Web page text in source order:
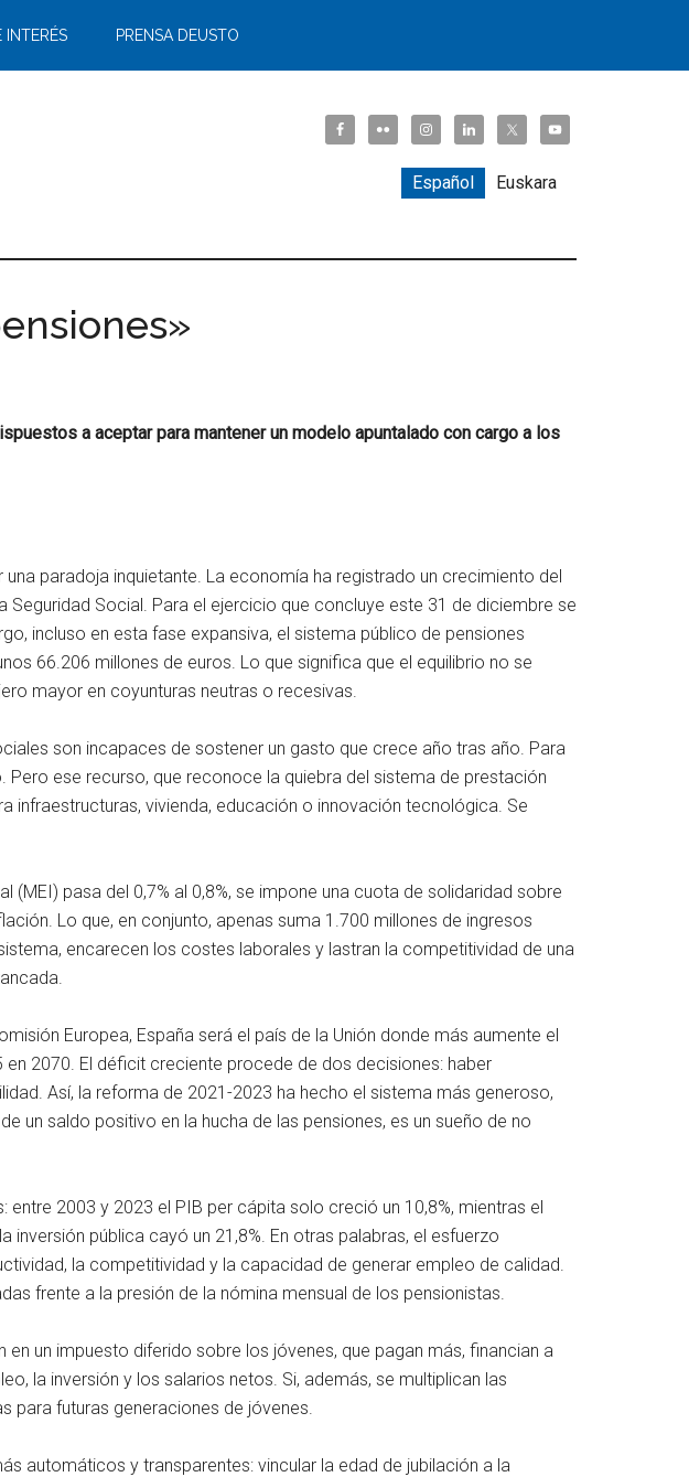
INTERÉS PRENSA DEUSTO
Español Euskara
a aceptar para mantener un modelo apuntalado con cargo a los
paradoja inquietante. La economía ha registrado un crecimiento del
Seguridad Social. Para el ejercicio que concluye este 31 de diciembre se
incluso en esta fase expansiva, el sistema público de pensiones
66.206 millones de euros. Lo que significa que el equilibrio no se
mayor en coyunturas neutras o recesivas.
son incapaces de sostener un gasto que crece año tras año. Para
ese recurso, que reconoce la quiebra del sistema de prestación
infraestructuras, vivienda, educación o innovación tecnológica. Se
pasa del 0,7% al 0,8%, se impone una cuota de solidaridad sobre
Lo que, en conjunto, apenas suma 1.700 millones de ingresos
encarecen los costes laborales y lastran la competitividad de una
Europea, España será el país de la Unión donde más aumente el
2070. El déficit creciente procede de dos decisiones: haber
Así, la reforma de 2021-2023 ha hecho el sistema más generoso,
un saldo positivo en la hucha de las pensiones, es un sueño de no
2003 y 2023 el PIB per cápita solo creció un 10,8%, mientras el
inversión pública cayó un 21,8%. En otras palabras, el esfuerzo
la competitividad y la capacidad de generar empleo de calidad.
frente a la presión de la nómina mensual de los pensionistas.
un impuesto diferido sobre los jóvenes, que pagan más, financian a
la inversión y los salarios netos. Si, además, se multiplican las
para futuras generaciones de jóvenes.
automáticos y transparentes: vincular la edad de jubilación a la